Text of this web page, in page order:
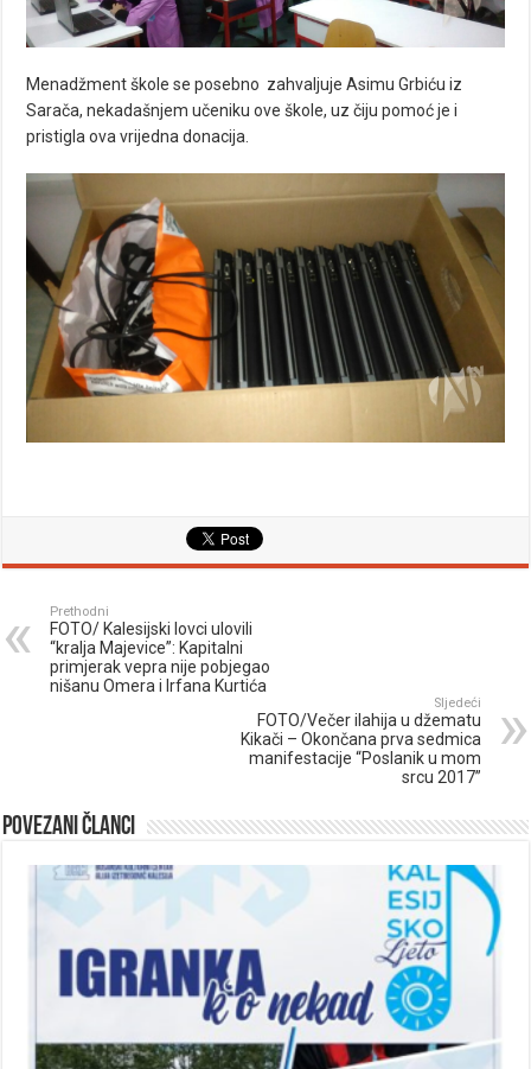
Menadžment škole se posebno zahvaljuje Asimu Grbiću iz
Sarača, nekadašnjem učeniku ove škole, uz čiju pomoć je i
pristigla ova vrijedna donacija.
Prethodni
FOTO/ Kalesijski lovci ulovili
“kralja Majevice”: Kapitalni
primjerak vepra nije pobjegao
nišanu Omera i Irfana Kurtića
Sljedeći
FOTO/Večer ilahija u džematu
Kikači – Okončana prva sedmica
manifestacije “Poslanik u mom
srcu 2017”
Povezani članci